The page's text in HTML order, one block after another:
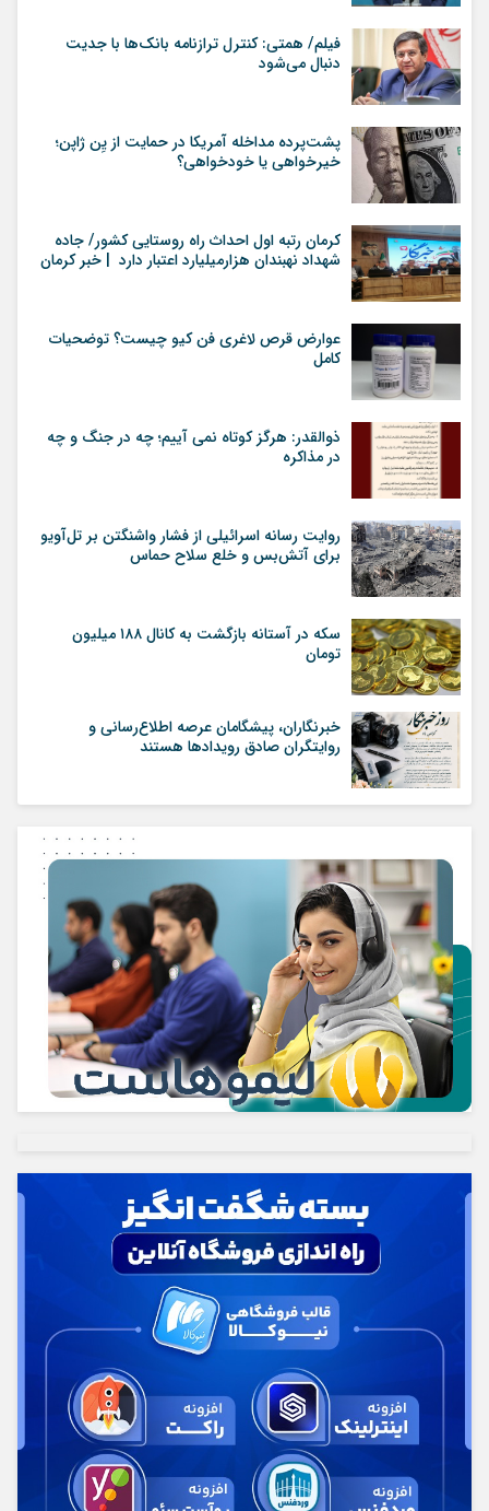
فیلم/ همتی: کنترل ترازنامه بانک‌ها با جدیت
دنبال می‌شود
پشت‌پرده مداخله آمریکا در حمایت از یِن ژاپن؛
خیرخواهی یا خودخواهی؟
کرمان رتبه اول احداث راه روستایی کشور/ جاده
شهداد نهبندان هزارمیلیارد اعتبار دارد | خبر کرمان
عوارض قرص لاغری فن کیو چیست؟ توضحیات
کامل
ذوالقدر: هرگز کوتاه نمی آییم؛ چه در جنگ و چه
در مذاکره
روایت رسانه اسرائیلی از فشار واشنگتن بر تل‌آویو
برای آتش‌بس و خلع سلاح حماس
سکه در آستانه بازگشت به کانال ۱۸۸ میلیون
تومان
خبرنگاران، پیشگامان عرصه اطلاع‌رسانی و
روایتگران صادق رویداد‌ها هستند